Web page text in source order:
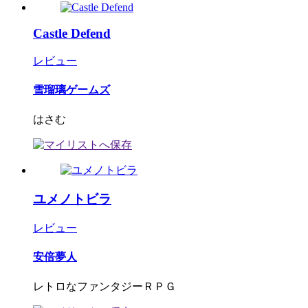
Castle Defend
レビュー
雪瑠璃ゲームズ
はさむ
ユメノトビラ
レビュー
安倍夢人
レトロなファンタジーＲＰＧ